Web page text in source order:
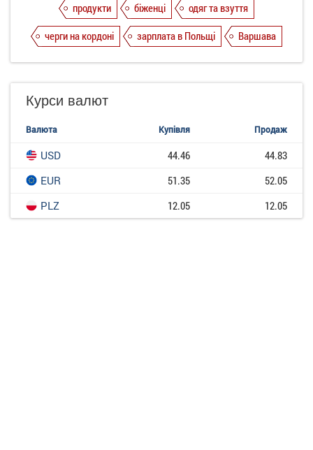
продукти
біженці
одяг та взуття
черги на кордоні
зарплата в Польщі Варшава
Курси валют
Валюта Купівля Продаж
USD 44.46
44.83
EUR
51.35
52.05
PLZ
12.05 12.05